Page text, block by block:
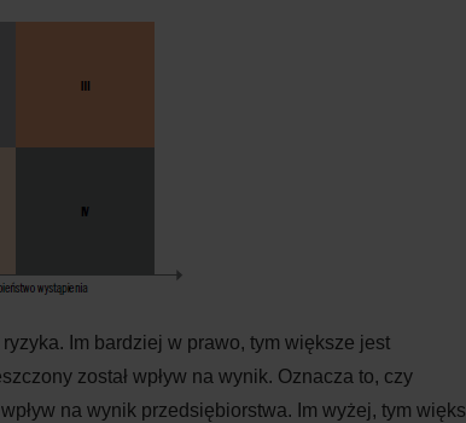
Im bardziej w prawo, tym większe jest
został wpływ na wynik. Oznacza to, czy
na wynik przedsiębiorstwa. Im wyżej, tym